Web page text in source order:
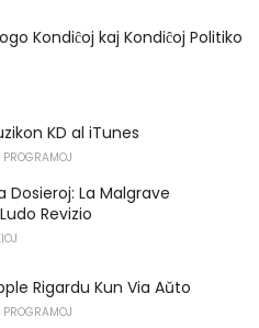
Kondiĉoj kaj Kondiĉoj Politiko
KD al iTunes
Dosieroj: La Malgrave
Revizio
Rigardu Kun Via Aŭto